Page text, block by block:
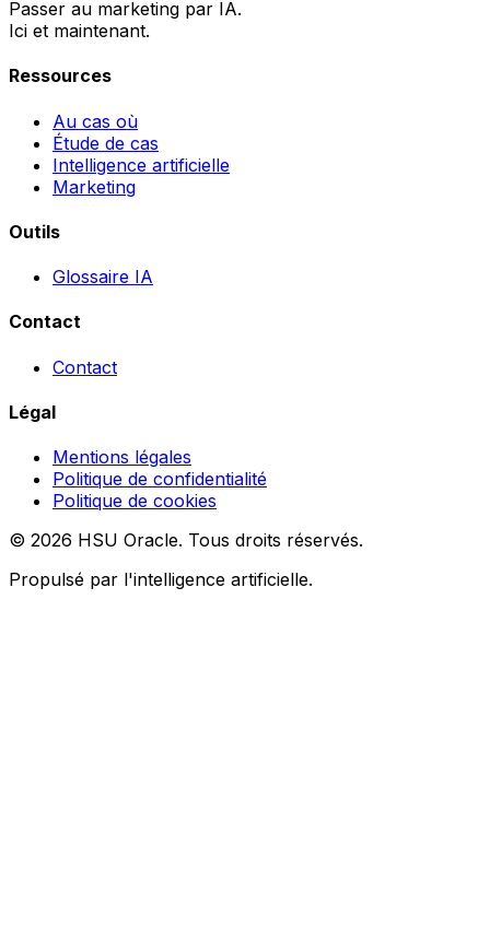
Passer au marketing par IA.
Ici et maintenant.
Ressources
Au cas où
Étude de cas
Intelligence artificielle
Marketing
Outils
Glossaire IA
Contact
Contact
Légal
Mentions légales
Politique de confidentialité
Politique de cookies
© 2026 HSU Oracle. Tous droits réservés.
Propulsé par l'intelligence artificielle.